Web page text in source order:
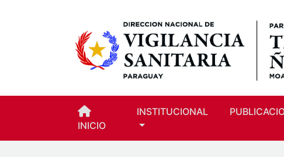
INICIO
INSTITUCIONAL